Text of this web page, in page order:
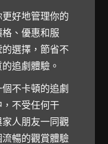
好地管理你的
、優惠和服
選擇，節省不
追劇體驗。
不卡頓的追劇
不受任何干
人朋友一同觀
暢的觀賞體驗